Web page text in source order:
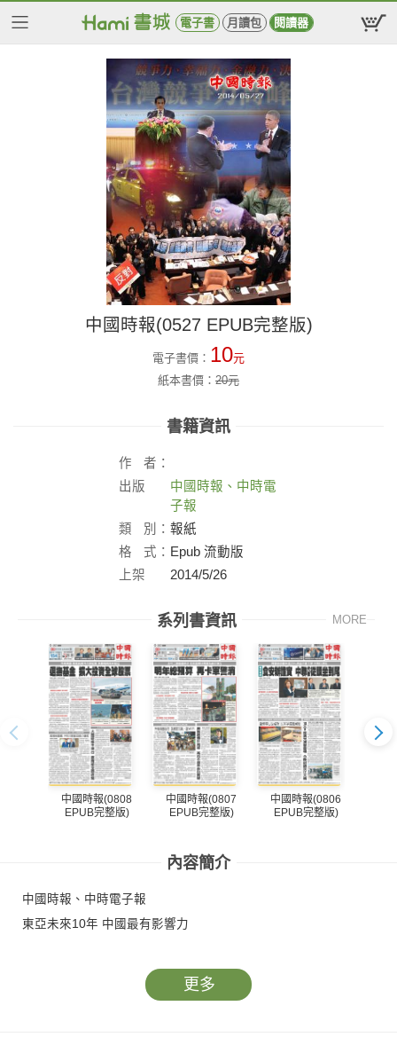
電子書 月讀包 閱讀器
中國時報(0527 EPUB完整版)
電子書價： 10元
紙本書價： 20元
書籍資訊
作
者：
出版
中國時報、中時電
子報
類
別： 報紙
格
式： Epub 流動版
上架
2014/5/26
系列書資訊 MORE
中國時報(0808
EPUB完整版)
中國時報(0807
EPUB完整版)
中國時報(0806
EPUB完整版)
內容簡介
中國時報、中時電子報
東亞未來10年 中國最有影響力
更多